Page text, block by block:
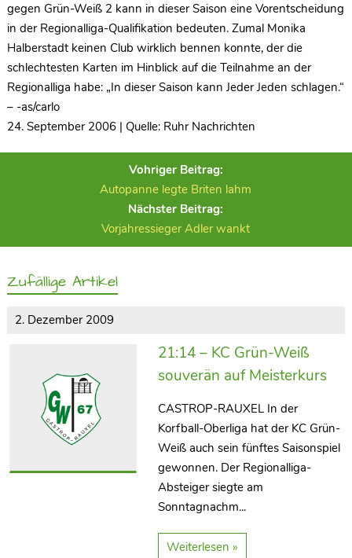
gegen Grün-Weiß 2 kann in dieser Saison eine Vorentscheidung
in der Regionalliga-Qualifikation bedeuten. Zumal Monika
Halberstadt keinen Club wirklich bennen konnte, der die
schlechtesten Karten im Hinblick auf die Teilnahme an der
Regionalliga habe: „In dieser Saison kann Jeder Jeden schlagen.“
– -as/carlo
24. September 2006 | Quelle: Ruhr Nachrichten
Vohriger Beitrag:
Autopanne legte Briten lahm
Nächster Beitrag:
Vorjahressieger Adler wankt
Zufällige Artikel
2. Dezember 2009
21:14 – KC Grün-Weiß
souverän auf Meisterkurs
CASTROP-RAUXEL In der
Korfball-Oberliga hat der KC Grün-
Weiß auch sein fünftes Saisonspiel
gewonnen. Der Regionalliga-
Absteiger siegte am
Sonntagnachm...
Weiterlesen »